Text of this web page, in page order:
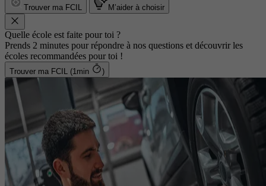
Trouver ma FCIL M’aider à choisir
Quelle école est faite pour toi ?
Prends 2 minutes pour répondre à nos questions et découvrir les
écoles recommandées pour toi !
Trouver ma FCIL (1min )